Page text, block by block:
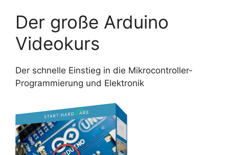
Der große Arduino
Videokurs
Der schnelle Einstieg in die Mikrocontroller-
Programmierung und Elektronik